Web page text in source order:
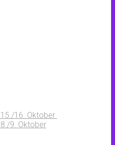
16. Oktober
9. Oktober